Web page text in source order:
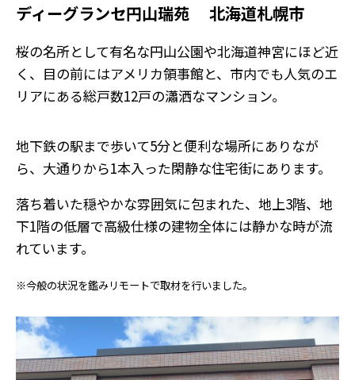
ディーグランセ円山瑞苑 北海道札幌市
桜の名所として有名な円山公園や北海道神宮にほど近
く、目の前にはアメリカ領事館と、市内でも人気のエ
リアにある総戸数12戸の瀟洒なマンション。
地下鉄の駅まで歩いて5分と便利な場所にありなが
ら、大通りから1本入った閑静な住宅街にあります。
落ち着いた穏やかな雰囲気に包まれた、地上3階、地
下1階の低層で高級仕様の建物全体には静かな時が流
れています。
※今般の状況を鑑みリモートで取材を行いました。